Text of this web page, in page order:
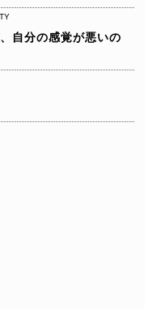
自分の感覚が悪いの